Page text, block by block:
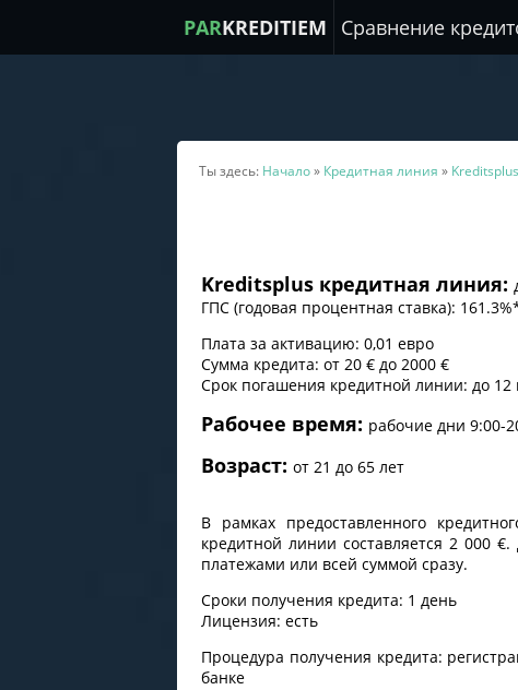
PARKREDITIEM Сравнение
Ты здесь: Начало» Кредитная линия » Kreditsplus
Kreditsplus кредитная линия:
ГПС (годовая процентная ставка):
Плата за активацию: 0,01 евро
Сумма кредита: от 20 € до 2000 €
Срок погашения кредитной линии: до 12
Рабочее время: рабочие дни 9:00-
Возраст: от 21 до 65 лет
В рамках предоставленного
кредитной линии составляется 2 000
платежами или всей суммой сразу.
Сроки получения кредита: 1 день
Лицензия: есть
Процедура получения кредита:
банке